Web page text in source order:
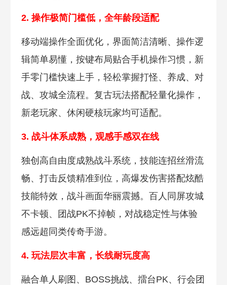
2. 操作极简门槛低，全年龄段适配
移动端操作全面优化，界面简洁清晰、操作逻
辑简单易懂，按键布局贴合手机操作习惯，新
手零门槛快速上手，轻松掌握打怪、养成、对
战、攻城全流程。复古玩法搭配轻量化操作，
新老玩家、休闲硬核玩家均可适配。
3. 战斗体系成熟，观感手感双在线
独创高自由度成熟战斗系统，技能连招丝滑流
畅、打击反馈精准到位，高爆发伤害搭配炫酷
技能特效，战斗画面华丽震撼。百人同屏攻城
不卡顿、团战PK不掉帧，对战稳定性与体验
感远超同类传奇手游。
4. 玩法层次丰富，长线耐玩度高
融合单人刷图、BOSS挑战、擂台PK、行会团